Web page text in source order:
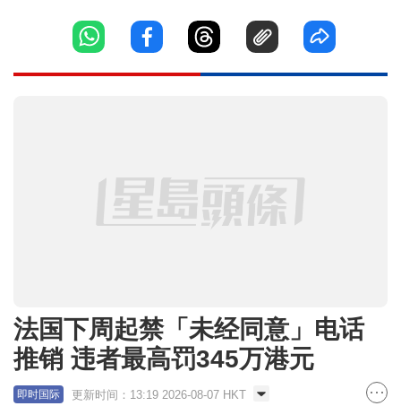
法国下周起禁「未经同意」电话
推销 违者最高罚345万港元
即时国际 更新时间：13:19 2026-08-07 HKT